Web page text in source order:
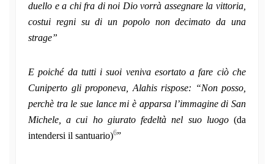
duello e a chi fra di noi Dio vorrà assegnare la vittoria,
costui regni su di un popolo non decimato da una
strage”
E poiché da tutti i suoi veniva esortato a fare ciò che
Cuniperto gli proponeva, Alahis rispose: “Non posso,
perchè tra le sue lance mi è apparsa l’immagine di San
Michele, a cui ho giurato fedeltà nel suo luogo (da
intendersi il santuario)6”